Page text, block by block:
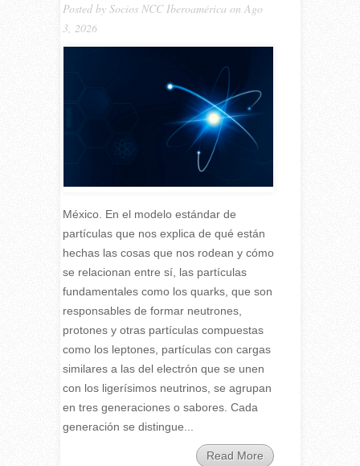
Posted by Socios NCC Iberoamérica on Ago
3, 2026
México. En el modelo estándar de
partículas que nos explica de qué están
hechas las cosas que nos rodean y cómo
se relacionan entre sí, las partículas
fundamentales como los quarks, que son
responsables de formar neutrones,
protones y otras partículas compuestas
como los leptones, partículas con cargas
similares a las del electrón que se unen
con los ligerísimos neutrinos, se agrupan
en tres generaciones o sabores. Cada
generación se distingue...
Read More